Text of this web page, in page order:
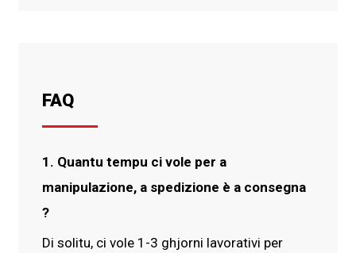
FAQ
1. Quantu tempu ci vole per a
manipulazione, a spedizione è a consegna
?
Di solitu, ci vole 1-3 ghjorni lavorativi per